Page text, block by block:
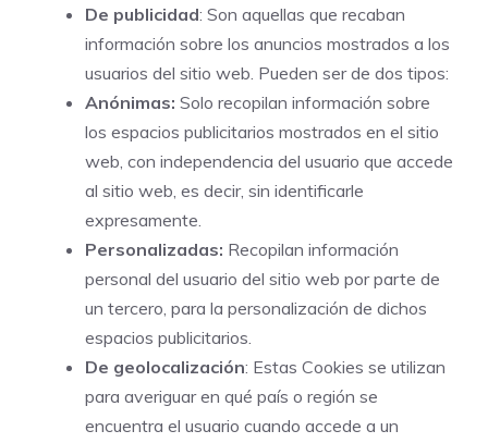
De publicidad: Son aquellas que recaban
información sobre los anuncios mostrados a los
usuarios del sitio web. Pueden ser de dos tipos:
Anónimas: Solo recopilan información sobre
los espacios publicitarios mostrados en el sitio
web, con independencia del usuario que accede
al sitio web, es decir, sin identificarle
expresamente.
Personalizadas: Recopilan información
personal del usuario del sitio web por parte de
un tercero, para la personalización de dichos
espacios publicitarios.
De geolocalización: Estas Cookies se utilizan
para averiguar en qué país o región se
encuentra el usuario cuando accede a un